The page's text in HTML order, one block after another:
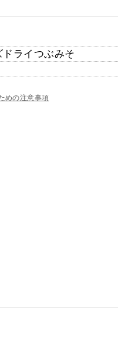
ライつぶみそ
めの注意事項